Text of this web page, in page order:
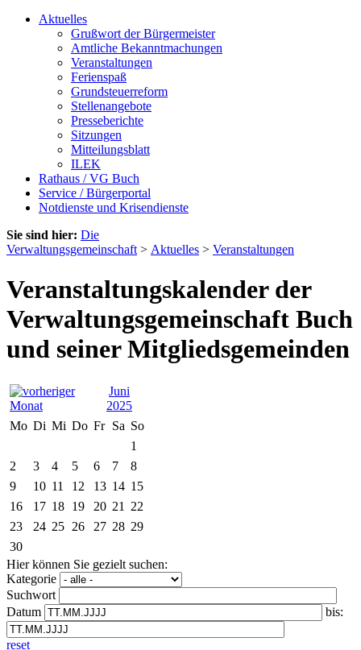
Aktuelles
Grußwort der Bürgermeister
Amtliche Bekanntmachungen
Veranstaltungen
Ferienspaß
Grundsteuerreform
Stellenangebote
Presseberichte
Sitzungen
Mitteilungsblatt
ILEK
Rathaus / VG Buch
Service / Bürgerportal
Notdienste und Krisendienste
Sie sind hier: Die
Verwaltungsgemeinschaft > Aktuelles > Veranstaltungen
Veranstaltungskalender der
Verwaltungsgemeinschaft Buch
und seiner Mitgliedsgemeinden
Juni
2025
Mo Di Mi Do Fr Sa So
1
2
3 4 5 6 7
8
9
10 11 12 13 14 15
16
17 18 19 20 21
22
23
24 25 26 27 28 29
30
Hier können Sie gezielt suchen:
Kategorie
Suchwort
Datum
bis:
reset